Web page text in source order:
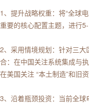
1、提升战略权重：将“全球
重要的核心配置主题，进行5-
2、采用情境规划：针对三
合：在中国关注系统集成与
在美国关注 “本土制造”和旧资
3、沿着瓶颈投资：当前全